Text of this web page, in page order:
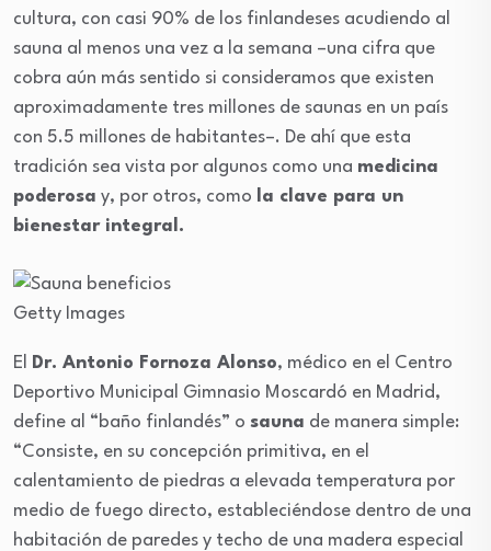
cultura, con casi 90% de los finlandeses acudiendo al
sauna al menos una vez a la semana –una cifra que
cobra aún más sentido si consideramos que existen
aproximadamente tres millones de saunas en un país
con 5.5 millones de habitantes–. De ahí que esta
tradición sea vista por algunos como una medicina
poderosa y, por otros, como
la clave para un
bienestar integral.
Getty Images
El Dr. Antonio Fornoza Alonso, médico en el Centro
Deportivo Municipal Gimnasio Moscardó en Madrid,
define al “baño finlandés” o sauna de manera simple:
“Consiste, en su concepción primitiva, en el
calentamiento de piedras a elevada temperatura por
medio de fuego directo, estableciéndose dentro de una
habitación de paredes y techo de una madera especial